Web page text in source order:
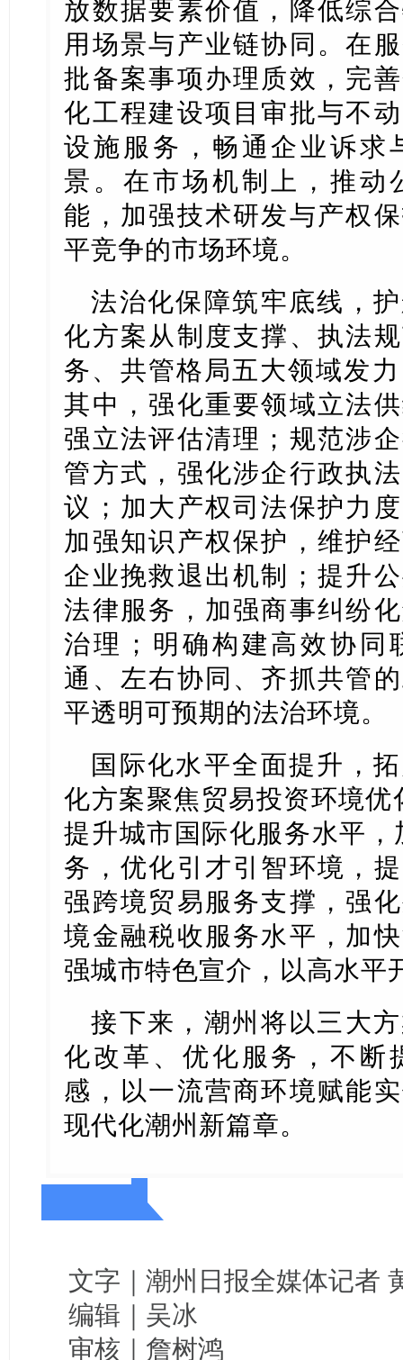
放数据要素价值，降低综
用场景与产业链协同。在
批备案事项办理质效，完
化工程建设项目审批与不
设施服务，畅通企业诉求
景。在市场机制上，推动
能，加强技术研发与产权
平竞争的市场环境。
法治化保障筑牢底线，
化方案从制度支撑、执法
务、共管格局五大领域发
其中，强化重要领域立法
强立法评估清理；规范涉
管方式，强化涉企行政执
议；加大产权司法保护力
加强知识产权保护，维护
企业挽救退出机制；提升
法律服务，加强商事纠纷
治理；明确构建高效协同
通、左右协同、齐抓共管
平透明可预期的法治环境。
国际化水平全面提升，
化方案聚焦贸易投资环境
提升城市国际化服务水平，
务，优化引才引智环境，
强跨境贸易服务支撑，强
境金融税收服务水平，加
强城市特色宣介，以高水平
接下来，潮州将以三大
化改革、优化服务，不断
感，以一流营商环境赋能
现代化潮州新篇章。
文字｜潮州日报全媒体记者
编辑｜吴冰
审核｜詹树鸿